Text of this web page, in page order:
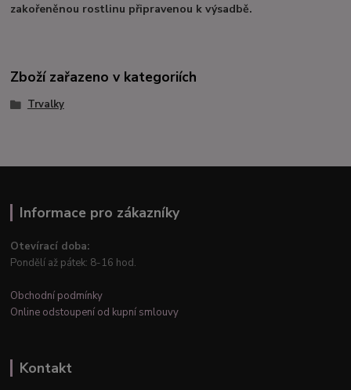
zakořeněnou rostlinu připravenou k výsadbě.
Zboží zařazeno v kategoriích
Trvalky
Informace pro zákazníky
Otevírací doba:
Pondělí až pátek: 8-16 hod.
Obchodní podmínky
Online odstoupení od kupní smlouvy
Kontakt